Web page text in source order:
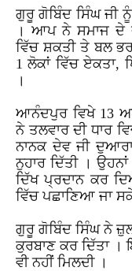
ਗੁਰੂ ਗੋਬਿੰਦ ਸਿੰਘ ਜੀ ਨੂੰ
। ਆਪ ਨੇ ਸਮਾਜ ਦੇ
ਵਿੱਚ ਸ਼ਕਤੀ ਤੇ ਬਲ
1ਲੋਕਾਂ ਵਿੱਚ ਏਕਤਾ,
।
ਆਨੰਦਪੁਰ ਵਿਖੇ13
ਨੇ ਤਲਵਾਰ ਦੀ ਧਾਰ
ਨਾਨਕ ਦੇਵ ਜੀ
ਨੁਹਾਰ ਦਿੱਤੀ । ਉਹਨਾਂ
ਦਿੱਖ ਪ੍ਰਦਾਨ ਕਰ
ਵਿੱਚ ਪਛਾਣਿਆ ਜਾ
ਗੁਰੂ ਗੋਬਿੰਦ ਸਿੰਘ ਨੇ
ਕੁਰਬਾਣ ਕਰ ਦਿੱਤਾ ।
ਵੀ ਨਹੀਂ ਮਿਲਦੀ ।